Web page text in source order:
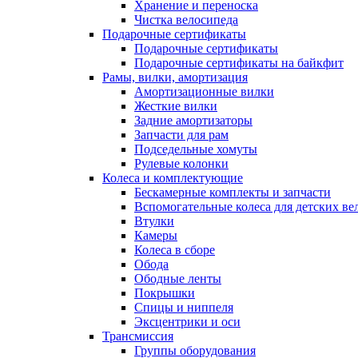
Хранение и переноска
Чистка велосипеда
Подарочные сертификаты
Подарочные сертификаты
Подарочные сертификаты на байкфит
Рамы, вилки, амортизация
Амортизационные вилки
Жесткие вилки
Задние амортизаторы
Запчасти для рам
Подседельные хомуты
Рулевые колонки
Колеса и комплектующие
Бескамерные комплекты и запчасти
Вспомогательные колеса для детских
Втулки
Камеры
Колеса в сборе
Обода
Ободные ленты
Покрышки
Спицы и ниппеля
Эксцентрики и оси
Трансмиссия
Группы оборудования